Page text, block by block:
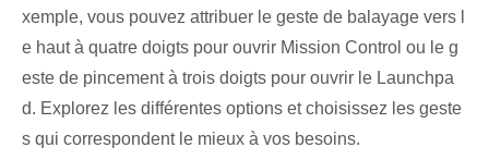
xemple, vous pouvez attribuer le geste de balayage vers l
e haut à quatre doigts pour ouvrir Mission Control ou le g
este de pincement à trois doigts pour ouvrir le Launchpa
d. Explorez les différentes options et choisissez les geste
s qui correspondent le mieux à vos besoins.